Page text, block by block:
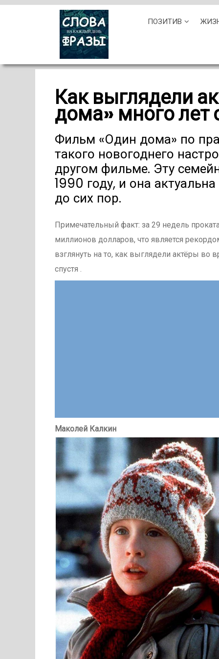
ПОЗИТИВ
Как выглядели
дома» много лет
Фильм «Один дома» по
такого новогоднего
другом фильме. Эту
1990 году, и она
до сих пор.
Примечательный факт: за 29 недель
миллионов долларов, что является
взглянуть на то, как выглядели актёры во
спустя .
Маколей Калкин